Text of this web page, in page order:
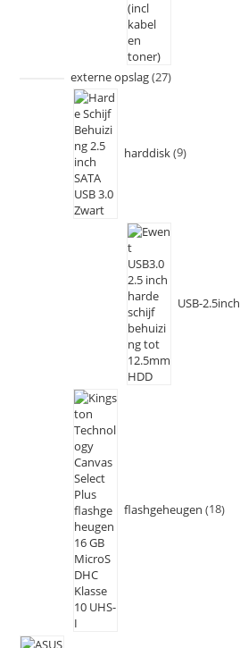
externe opslag 27
harddisk 9
USB-2.5inch
flashgeheugen 18